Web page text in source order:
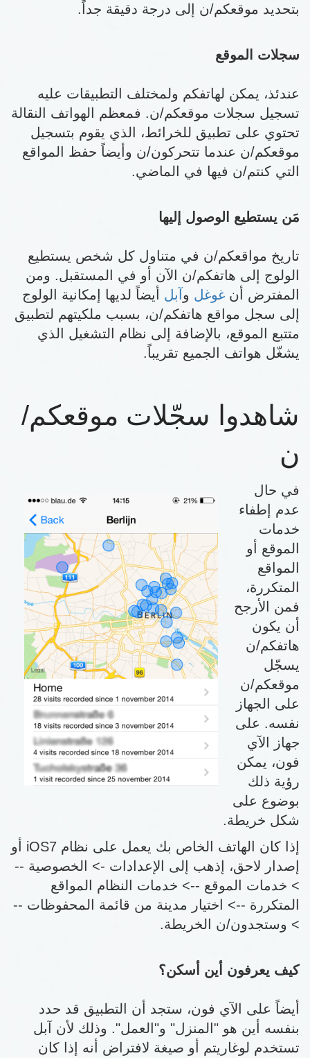
بتحديد موقعكم/ن إلى درجة دقيقة جداً.
سجلات الموقع
عندئذ، يمكن لهاتفكم ولمختلف التطبيقات عليه
تسجيل سجلات موقعكم/ن. فمعظم الهواتف النقالة
تحتوي على تطبيق للخرائط، الذي يقوم بتسجيل
موقعكم/ن عندما تتحركون/ن وأيضاً حفظ المواقع
التي كنتم/ن فيها في الماضي.
مَن يستطيع الوصول إليها
تاريخ مواقعكم/ن في متناول كل شخص يستطيع
الولوج إلى هاتفكم/ن الآن أو في المستقبل. ومن
المفترض أن غوغل و آبل أيضاً لديها إمكانية الولوج
إلى سجل مواقع هاتفكم/ن، بسبب ملكيتهم لتطبيق
متتبع الموقع، بالإضافة إلى نظام التشغيل الذي
يشغّل هواتف الجميع تقريباً.
شاهدوا سجّلات موقعكم/
ن
في حال
عدم إطفاء
خدمات
الموقع أو
المواقع
المتكررة،
فمن الأرجح
أن يكون
هاتفكم/ن
يسجّل
موقعكم/ن
على الجهاز
نفسه. على
جهاز الآي
فون، يمكن
رؤية ذلك
بوضوع على
شكل خريطة.
إذا كان الهاتف الخاص بك يعمل على نظام iOS7 أو
إصدار لاحق، إذهب إلى الإعدادات -> الخصوصية --
> خدمات الموقع --> خدمات النظام المواقع
المتكررة --> اختيار مدينة من قائمة المحفوظات --
> وستجدون/ن الخريطة.
كيف يعرفون أين أسكن؟
أيضاً على الآي فون، ستجد أن التطبيق قد حدد
بنفسه أين هو "المنزل" و"العمل". وذلك لأن آبل
تستخدم لوغاريتم أو صيغة لافتراض أنه إذا كان